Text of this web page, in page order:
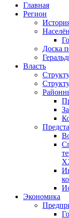
Главная
Регион
Доска
Власть
Экономика